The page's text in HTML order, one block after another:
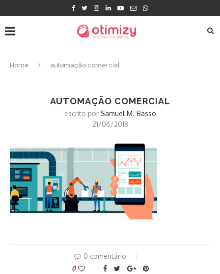
Home automação comercial
AUTOMAÇÃO COMERCIAL
escrito por Samuel M. Basso
21/06/2018
0 comentário
0